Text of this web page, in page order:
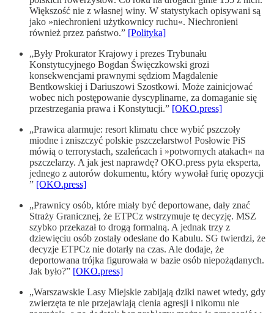
Większość nie z własnej winy. W statystykach opisywani są
jako »niechronieni użytkownicy ruchu«. Niechronieni
również przez państwo.” [Polityka]
„Były Prokurator Krajowy i prezes Trybunału
Konstytucyjnego Bogdan Święczkowski grozi
konsekwencjami prawnymi sędziom Magdalenie
Bentkowskiej i Dariuszowi Szostkowi. Może zainicjować
wobec nich postępowanie dyscyplinarne, za domaganie się
przestrzegania prawa i Konstytucji.” [OKO.press]
„Prawica alarmuje: resort klimatu chce wybić pszczoły
miodne i zniszczyć polskie pszczelarstwo! Posłowie PiS
mówią o terrorystach, szaleńcach i »potwornych atakach« na
pszczelarzy. A jak jest naprawdę? OKO.press pyta eksperta,
jednego z autorów dokumentu, który wywołał furię opozycji
” [OKO.press]
„Prawnicy osób, które miały być deportowane, dały znać
Straży Granicznej, że ETPCz wstrzymuje tę decyzję. MSZ
szybko przekazał to drogą formalną. A jednak trzy z
dziewięciu osób zostały odesłane do Kabulu. SG twierdzi, że
decyzje ETPCz nie dotarły na czas. Ale dodaje, że
deportowana trójka figurowała w bazie osób niepożądanych.
Jak było?” [OKO.press]
„Warszawskie Lasy Miejskie zabijają dziki nawet wtedy, gdy
zwierzęta te nie przejawiają cienia agresji i nikomu nie